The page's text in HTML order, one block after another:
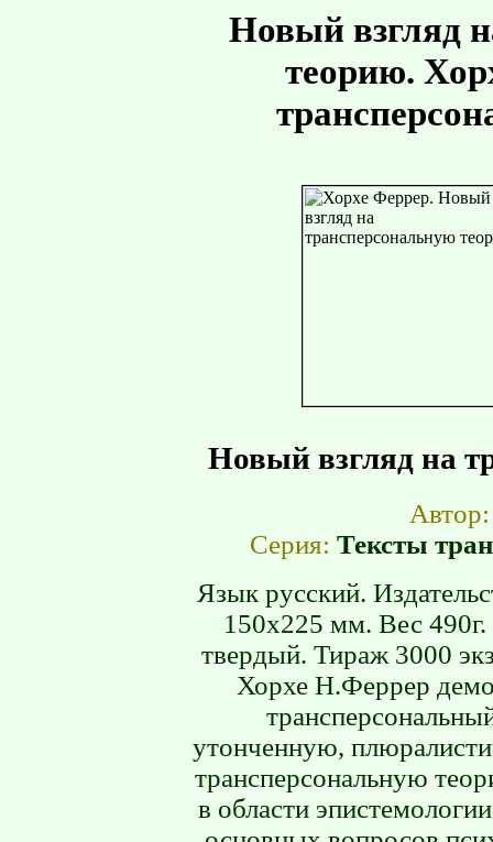
Новый взгляд
теорию.
Новый взгляд на
Серия: Тексты
Язык русский.
150х225 мм. Вес
твердый. Тираж 3000
Хорхе Н.Феррер
утонченную,
трансперсональную
в области